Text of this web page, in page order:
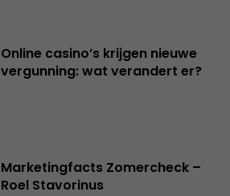
Online casino’s krijgen nieuwe
vergunning: wat verandert er?
Marketingfacts Zomercheck –
Roel Stavorinus